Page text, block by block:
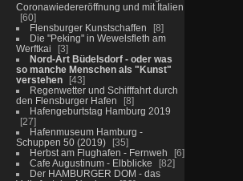
Coronawiedereröffnung und mit Italien
60
Flensburger Kunstschaffen
8
Die "Peking" in Wewelsfleth am
Werftkai
3
Nord-Art Büdelsdorf - oder was
so manche Menschen als "Kunst"
verstehen
43
Regenwetter und Schifffahrt durch
den Flensburger Hafen
8
Hafengeburtstag Hamburg 2019
27
Hafenmuseum Hamburg -
Schuppen 50 (2019)
35
Herbst am Flughafen - Fernweh
6
Cafe Augustinum - Elbblicke
82
Der HAMBURGER DOM - das